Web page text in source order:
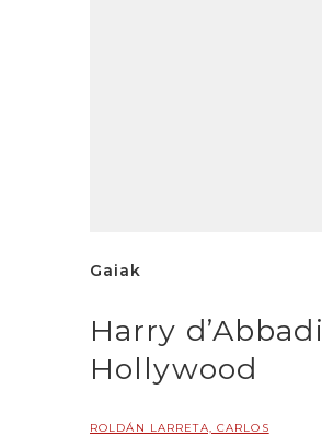
Gaiak
Harry
Hollywood
ROLDÁN LARRETA, CARLOS